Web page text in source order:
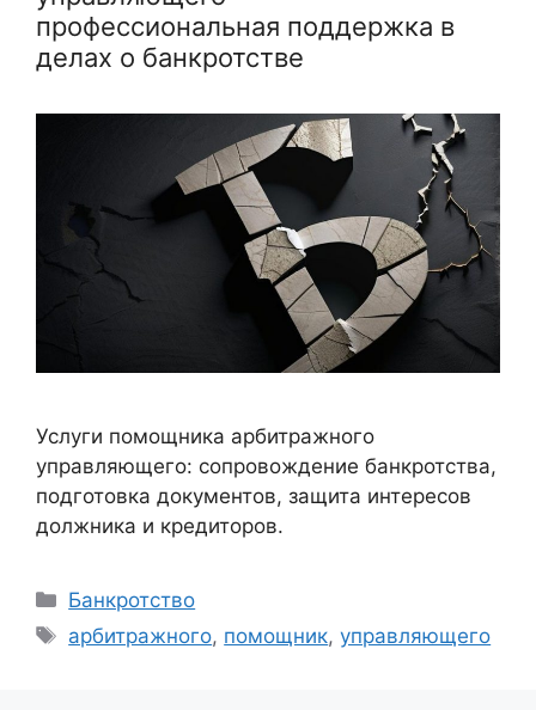
профессиональная поддержка в
делах о банкротстве
Услуги помощника арбитражного
управляющего: сопровождение банкротства,
подготовка документов, защита интересов
должника и кредиторов.
Рубрики
Банкротство
Метки
арбитражного, помощник,управляющего